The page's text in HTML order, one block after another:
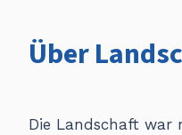
Über
Die Landschaft war